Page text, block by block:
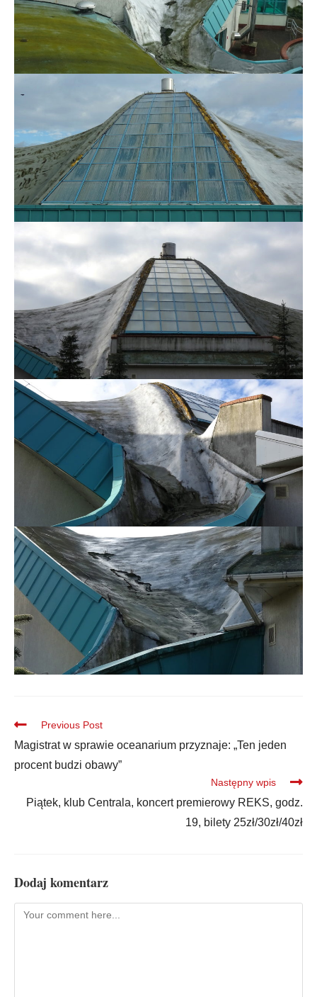
Previous Post
Magistrat w sprawie oceanarium przyznaje: „Ten jeden
procent budzi obawy”
Następny wpis
Piątek, klub Centrala, koncert premierowy REKS, godz.
19, bilety 25zł/30zł/40zł
Dodaj komentarz